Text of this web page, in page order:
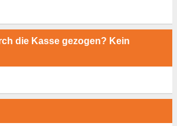
die Kasse gezogen? Kein